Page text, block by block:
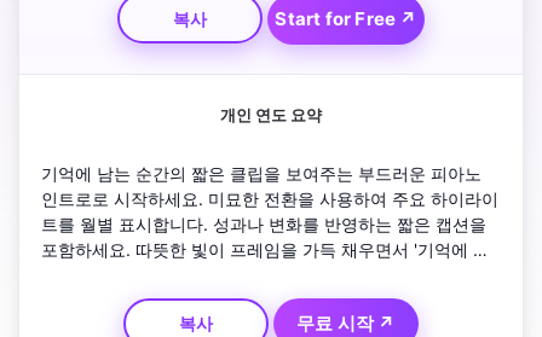
복사 Start for Free ↗
개인 연도 요약
기억에 남는 순간의 짧은 클립을 보여주는 부드러운 피아노
인트로로 시작하세요. 미묘한 전환을 사용하여 주요 하이라이
트를 월별 표시합니다. 성과나 변화를 반영하는 짧은 캡션을
포함하세요. 따뜻한 빛이 프레임을 가득 채우면서 '기억에 남
한 아우트로로 마무리하여 시청자가 새로운 시작을 축하하도
록 초대합니다.
복사 무료 시작 ↗